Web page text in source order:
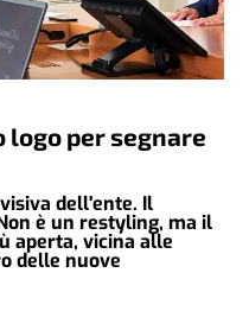
logo per segnare
dell'ente. Il
è un restyling, ma il
aperta, vicina alle
delle nuove